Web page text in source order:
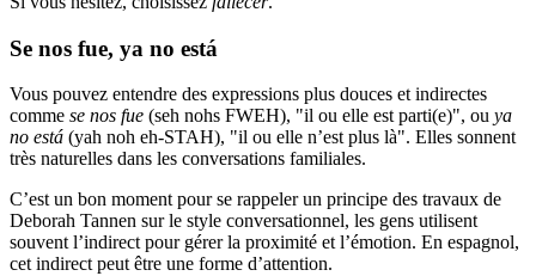
Se nos fue, ya no está
Vous pouvez entendre des expressions plus douces et indirectes
comme se nos fue (seh nohs FWEH), "il ou elle est parti(e)", ou ya
no está (yah noh eh-STAH), "il ou elle n’est plus là". Elles sonnent
très naturelles dans les conversations familiales.
C’est un bon moment pour se rappeler un principe des travaux de
Deborah Tannen sur le style conversationnel, les gens utilisent
souvent l’indirect pour gérer la proximité et l’émotion. En espagnol,
cet indirect peut être une forme d’attention.